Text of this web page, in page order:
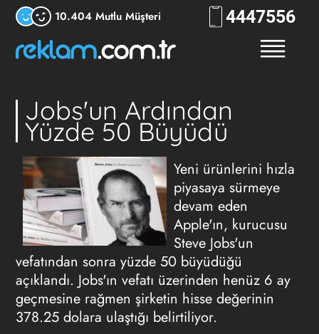
10.404 Mutlu Müşteri 4447556
Jobs'un Ardından
Yüzde 50 Büyüdü
Yeni ürünlerini hızla
piyasaya sürmeye
devam eden
Apple'ın, kurucusu
Steve Jobs'un
vefatından sonra yüzde 50 büyüdüğü
açıklandı. Jobs'ın vefatı üzerinden henüz 6 ay
geçmesine rağmen şirketin hisse değerinin
378.25 dolara ulaştığı belirtiliyor.